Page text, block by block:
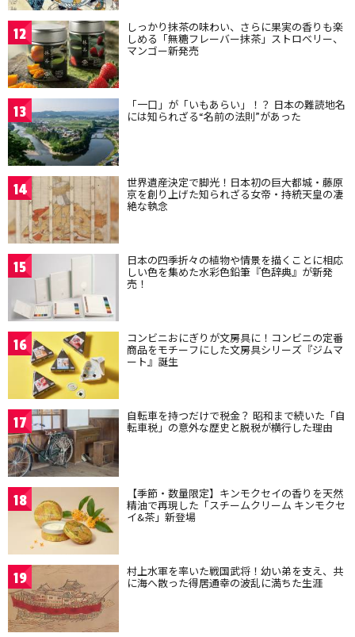
12 しっかり抹茶の味わい、さらに果実の香りも楽
しめる「無糖フレーバー抹茶」ストロベリー、
マンゴー新発売
13 「一口」が「いもあらい」！？ 日本の難読地名
には知られざる“名前の法則”があった
14 世界遺産決定で脚光！日本初の巨大都城・藤原
京を創り上げた知られざる女帝・持統天皇の凄
絶な執念
15 日本の四季折々の植物や情景を描くことに相応
しい色を集めた水彩色鉛筆『色辞典』が新発
売！
16 コンビニおにぎりが文房具に！コンビニの定番
商品をモチーフにした文房具シリーズ『ジムマ
ート』誕生
17 自転車を持つだけで税金？ 昭和まで続いた「自
転車税」の意外な歴史と脱税が横行した理由
18 【季節・数量限定】キンモクセイの香りを天然
精油で再現した「スチームクリーム キンモクセ
イ&茶」新登場
19 村上水軍を率いた戦国武将！幼い弟を支え、共
に海へ散った得居通幸の波乱に満ちた生涯